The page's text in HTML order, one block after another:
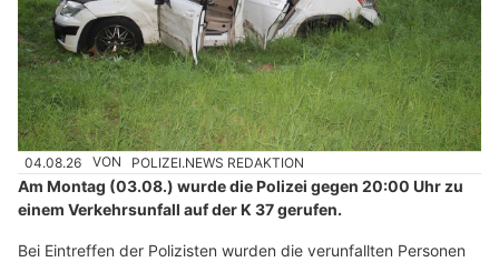
04.08.26 VON POLIZEI.NEWS REDAKTION
Am Montag (03.08.) wurde die Polizei gegen 20:00 Uhr zu
einem Verkehrsunfall auf der K 37 gerufen.
Bei Eintreffen der Polizisten wurden die verunfallten Personen